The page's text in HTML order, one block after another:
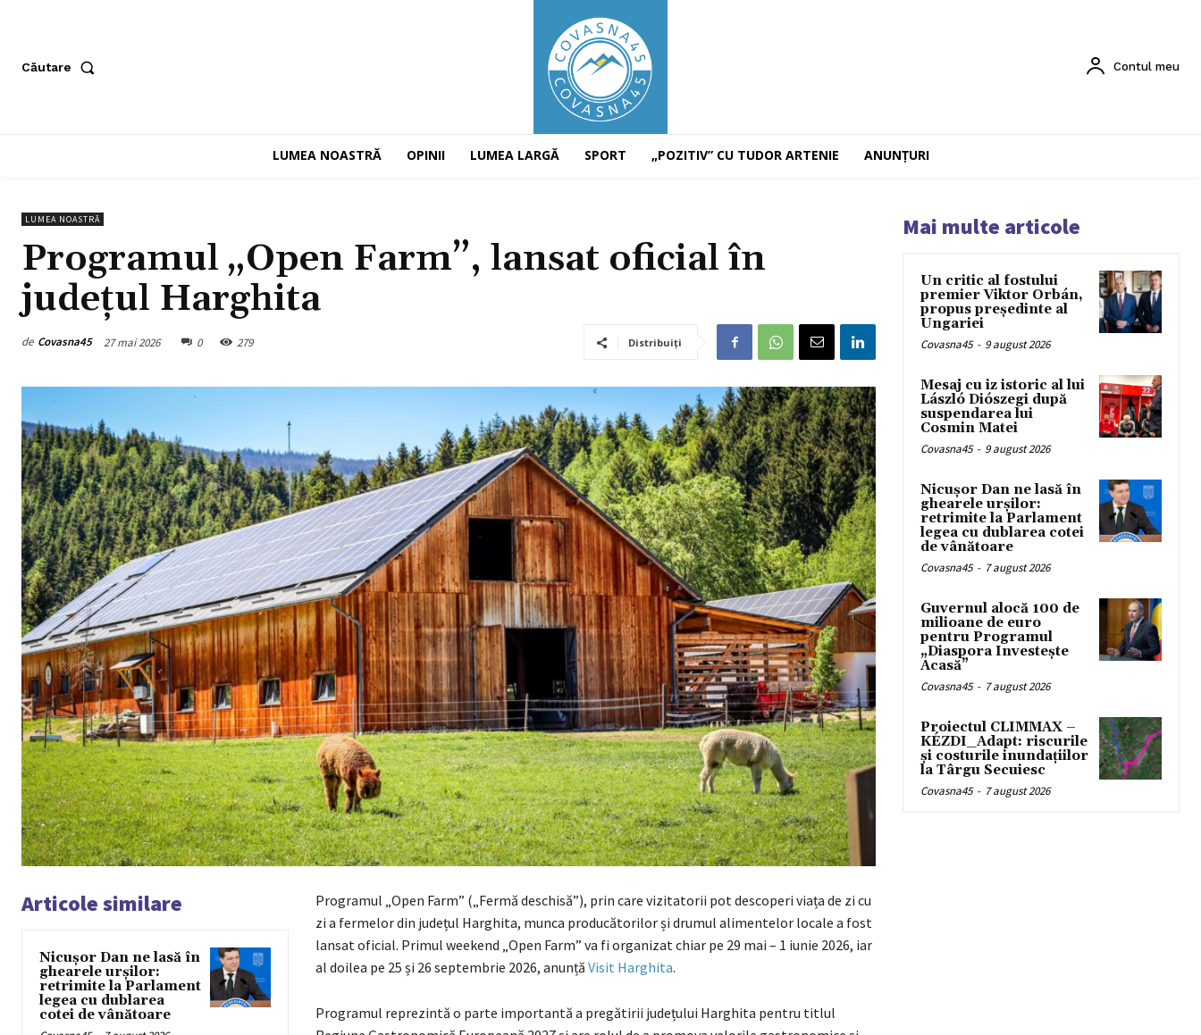
Căutare Contul meu
LUMEA NOASTRĂ OPINII LUMEA LARGĂ SPORT „POZITIV” CU TUDOR ARTENIE ANUNȚURI
LUMEA NOASTRĂ
Programul „Open Farm”, lansat oficial în
județul Harghita
de Covasna45 27 mai 2026 0 279 Distribuiți
Articole similare
Nicușor Dan ne lasă în
ghearele urșilor:
retrimite la Parlament
legea cu dublarea
cotei de vânătoare
Programul „Open Farm” („Fermă deschisă”), prin care vizitatorii pot descoperi viața de zi cu
zi a fermelor din județul Harghita, munca producătorilor și drumul alimentelor locale a fost
lansat oficial. Primul weekend „Open Farm” va fi organizat chiar pe 29 mai – 1 iunie 2026, iar
al doilea pe 25 și 26 septembrie 2026, anunță Visit Harghita.
Programul reprezintă o parte importantă a pregătirii județului Harghita pentru titlul
Mai multe articole
Un critic al fostului
premier Viktor Orbán,
propus președinte al
Ungariei
Covasna45 - 9 august 2026
Mesaj cu iz istoric al lui
László Diószegi după
suspendarea lui
Cosmin Matei
Covasna45 - 9 august 2026
Nicușor Dan ne lasă în
ghearele urșilor:
retrimite la Parlament
legea cu dublarea cotei
de vânătoare
Covasna45 - 7 august 2026
Guvernul alocă 100 de
milioane de euro
pentru Programul
„Diaspora Investește
Acasă”
Covasna45 - 7 august 2026
Proiectul CLIMMAX –
KÉZDI_Adapt: riscurile
și costurile inundațiilor
la Târgu Secuiesc
Covasna45 - 7 august 2026